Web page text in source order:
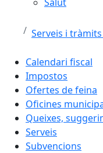
Serveis i tràmits
Calendari fiscal
Impostos
Ofertes de feina
Oficines
Queixes,
Serveis
Subvencions